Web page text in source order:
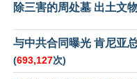
除三害的周处墓 出土文
与中共合同曝光 肯尼亚
(693,127次)